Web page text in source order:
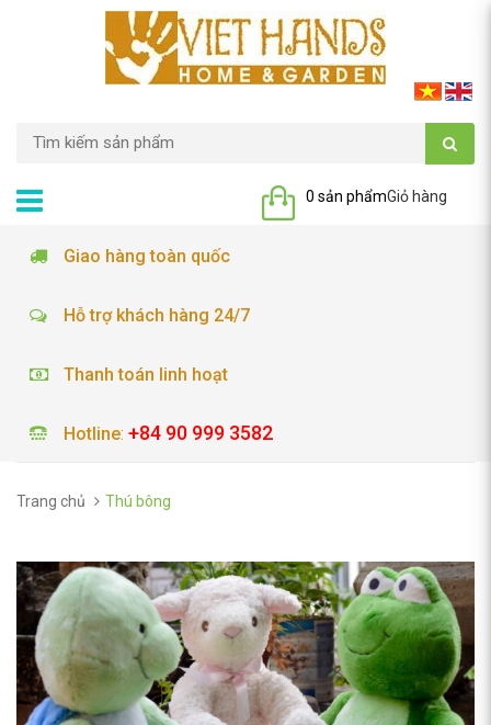
Giỏ hàng
0 sản phẩm
Giao hàng toàn quốc
Hỗ trợ khách hàng 24/7
Thanh toán linh hoạt
Hotline: +84 90 999 3582
Trang chủ Thú bông